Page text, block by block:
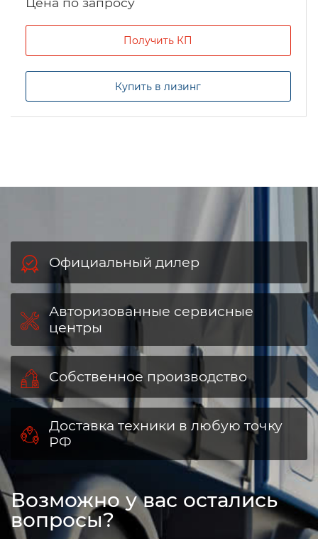
Получить КП
Купить в лизинг
Официальный дилер
Авторизованные сервисные
центры
Собственное производство
Доставка техники в любую точку
РФ
Возможно у вас остались
вопросы?